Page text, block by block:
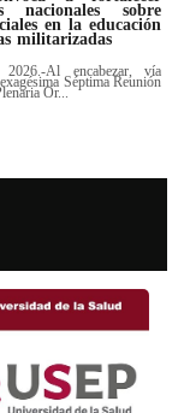
nacionales sobre
en la educación
militarizadas
Al encabezar, vía
Séptima Reunión
Or...